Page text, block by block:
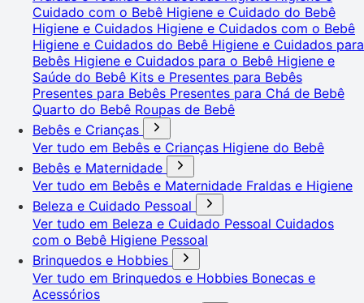
Cuidado com o Bebê Higiene e Cuidado do Bebê
Higiene e Cuidados Higiene e Cuidados com o Bebê
Higiene e Cuidados do Bebê Higiene e Cuidados para
Bebês Higiene e Cuidados para o Bebê Higiene e
Saúde do Bebê Kits e Presentes para Bebês
Presentes para Bebês Presentes para Chá de Bebê
Quarto do Bebê Roupas de Bebê
Bebês e Crianças
Ver tudo em Bebês e Crianças Higiene do Bebê
Bebês e Maternidade
Ver tudo em Bebês e Maternidade Fraldas e Higiene
Beleza e Cuidado Pessoal
Ver tudo em Beleza e Cuidado Pessoal Cuidados
com o Bebê Higiene Pessoal
Brinquedos e Hobbies
Ver tudo em Brinquedos e Hobbies Bonecas e
Acessórios